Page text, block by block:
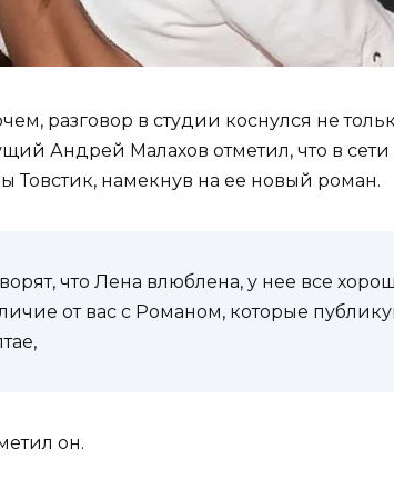
разговор в студии коснулся не
Андрей Малахов отметил, что в
Товстик, намекнув на ее новый роман.
что Лена влюблена, у нее все
от вас с Романом, которые
он.